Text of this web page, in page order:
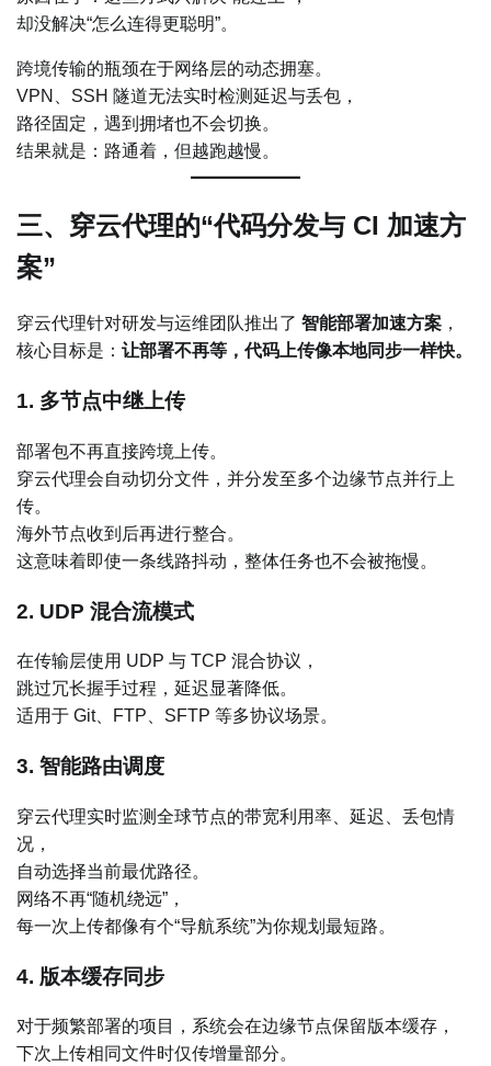
却没解决“怎么连得更聪明”。
跨境传输的瓶颈在于网络层的动态拥塞。
VPN、SSH 隧道无法实时检测延迟与丢包，
路径固定，遇到拥堵也不会切换。
结果就是：路通着，但越跑越慢。
三、穿云代理的“代码分发与 CI 加速方
案”
穿云代理针对研发与运维团队推出了 智能部署加速方案 ，
核心目标是： 让部署不再等，代码上传像本地同步一样快。
1. 多节点中继上传
部署包不再直接跨境上传。
穿云代理会自动切分文件，并分发至多个边缘节点并行上
传。
海外节点收到后再进行整合。
这意味着即使一条线路抖动，整体任务也不会被拖慢。
2. UDP 混合流模式
在传输层使用 UDP 与 TCP 混合协议，
跳过冗长握手过程，延迟显著降低。
适用于 Git、FTP、SFTP 等多协议场景。
3. 智能路由调度
穿云代理实时监测全球节点的带宽利用率、延迟、丢包情
况，
自动选择当前最优路径。
网络不再“随机绕远”，
每一次上传都像有个“导航系统”为你规划最短路。
4. 版本缓存同步
对于频繁部署的项目，系统会在边缘节点保留版本缓存，
下次上传相同文件时仅传增量部分。